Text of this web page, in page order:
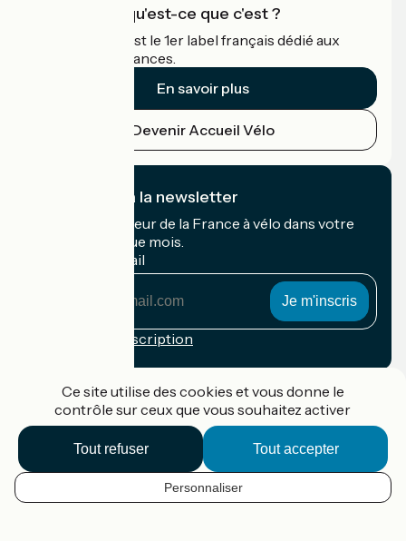
FR
Accueil Vélo qu'est-ce que c'est ?
Accueil Vélo c'est le 1er label français dédié aux
cyclistes en vacances.
En savoir plus
Devenir Accueil Vélo
Je m'abonne à la newsletter
Recevez le meilleur de la France à vélo dans votre
boîte mail chaque mois.
Mon adresse mail
Conditions d'inscription
Accueil Vélo Pro
Contact
Mentions légales
Ce site utilise des cookies et vous donne le
contrôle sur ceux que vous souhaitez activer
Tout accepter
Tout refuser
Personnaliser